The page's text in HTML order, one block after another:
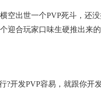
出世一个PVP死斗，还
迎合玩家口味生硬推出来
发PVP容易，就跟你开